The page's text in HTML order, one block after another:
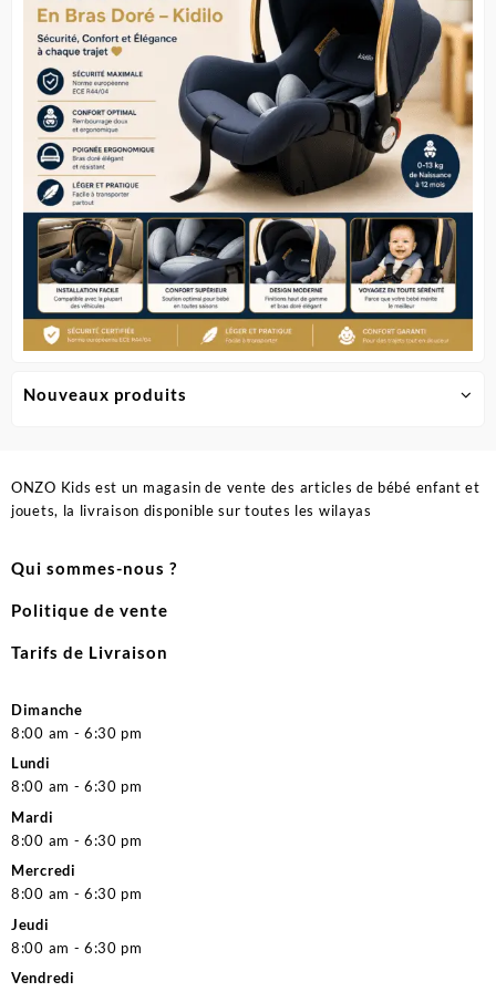
Nouveaux produits
ONZO Kids est un magasin de vente des articles de bébé enfant et
jouets, la livraison disponible sur toutes les wilayas
Qui sommes-nous ?
Politique de vente
Tarifs de Livraison
Dimanche
8:00 am - 6:30 pm
Lundi
8:00 am - 6:30 pm
Mardi
8:00 am - 6:30 pm
Mercredi
8:00 am - 6:30 pm
Jeudi
8:00 am - 6:30 pm
Vendredi